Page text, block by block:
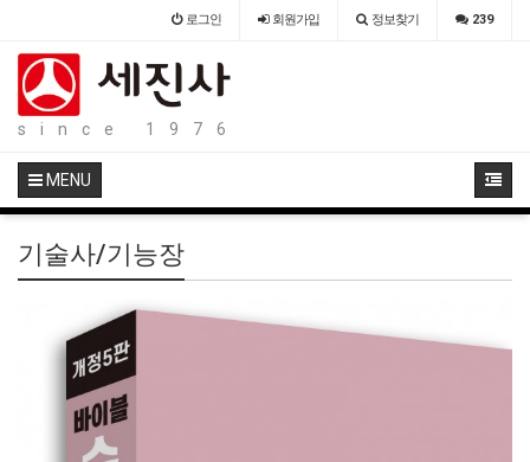
로그인 회원가입 정보찾기 239
since 1976
MENU
기술사/기능장